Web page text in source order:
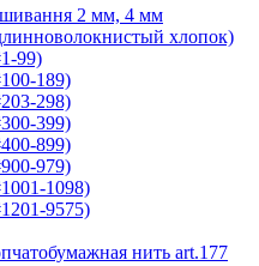
2 мм, 4 мм
хлопок)
99)
189)
298)
399)
899)
979)
1098)
9575)
нить art.177